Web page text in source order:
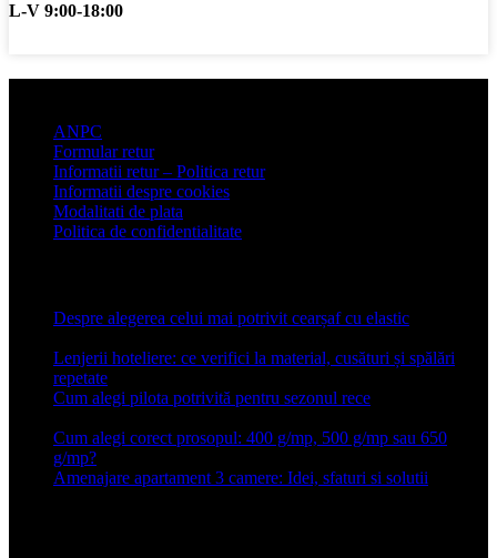
L-V 9:00-18:00
ANPC
Formular retur
Informatii retur – Politica retur
Informatii despre cookies
Modalitati de plata
Politica de confidentialitate
Despre alegerea celui mai potrivit cearșaf cu elastic
Lenjerii hoteliere: ce verifici la material, cusături și spălări
repetate
Cum alegi pilota potrivită pentru sezonul rece
Cum alegi corect prosopul: 400 g/mp, 500 g/mp sau 650
g/mp?
Amenajare apartament 3 camere: Idei, sfaturi si solutii